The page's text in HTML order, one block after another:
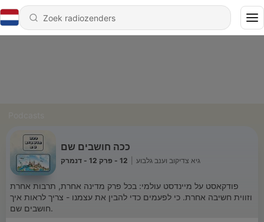
ככה חושבים שם
גיא צדיקוב וענב גלבוע 12 - פרק 12 - דנמרק
פודקאסט על מיינדסט עולמי: בכל פרק מדינה אחרת, תרבות אחרת
וזווית חשיבה אחרת. כי לפעמים כדי להבין את עצמנו - צריך לראות איך
חושבים שם.